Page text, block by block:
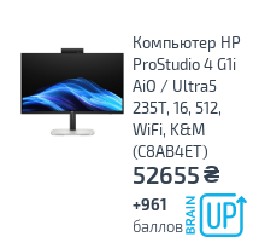
Компьютер HP
ProStudio 4 G1i
AiO / Ultra5
235T, 16, 512,
WiFi, K&M
(C8AB4ET)
52655₴
+961
баллов